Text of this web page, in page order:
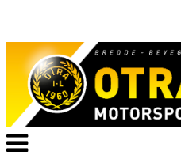
Veksle
navigasjon